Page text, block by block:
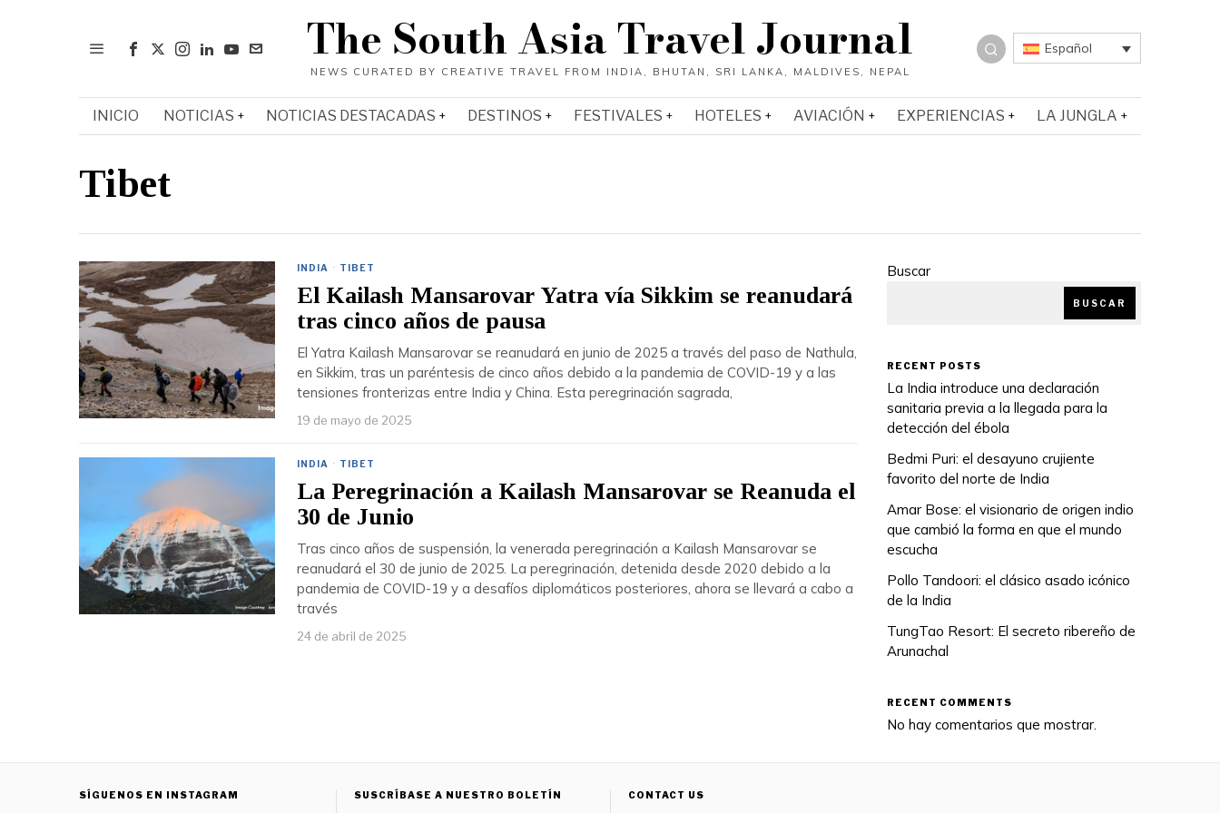
Español
The South Asia Travel Journal
INICIO NOTICIAS NOTICIAS DESTACADAS DESTINOS FESTIVALES HOTELES AVIACIÓN EXPERIENCIAS LA JUNGLA
Tibet
INDIA · TIBET
El Kailash Mansarovar Yatra vía Sikkim se reanudará
tras cinco años de pausa
El Yatra Kailash Mansarovar se reanudará en junio de 2025 a través del paso de Nathula,
en Sikkim, tras un paréntesis de cinco años debido a la pandemia de COVID-19 y a las
tensiones fronterizas entre India y China. Esta peregrinación sagrada,
19 de mayo de 2025
INDIA · TIBET
La Peregrinación a Kailash Mansarovar se Reanuda el
30 de Junio
Tras cinco años de suspensión, la venerada peregrinación a Kailash Mansarovar se
reanudará el 30 de junio de 2025. La peregrinación, detenida desde 2020 debido a la
pandemia de COVID-19 y a desafíos diplomáticos posteriores, ahora se llevará a cabo a
través
24 de abril de 2025
Buscar
BUSCAR
RECENT POSTS
La India introduce una declaración
sanitaria previa a la llegada para la
detección del ébola
Bedmi Puri: el desayuno crujiente
favorito del norte de India
Amar Bose: el visionario de origen indio
que cambió la forma en que el mundo
escucha
Pollo Tandoori: el clásico asado icónico
de la India
TungTao Resort: El secreto ribereño de
Arunachal
RECENT COMMENTS
No hay comentarios que mostrar.
SÍGUENOS EN INSTAGRAM SUSCRÍBASE A NUESTRO BOLETÍN CONTACT US